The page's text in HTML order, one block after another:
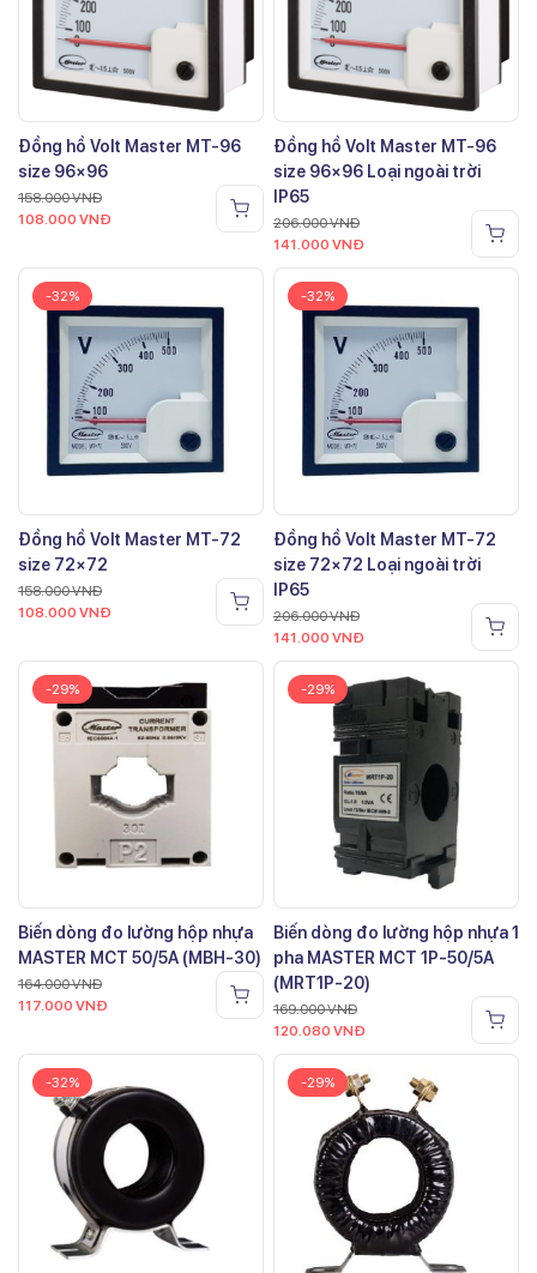
Đồng hồ Volt Master MT-96
size 96×96
158.000VNĐ
108.000 VNĐ
Đồng hồ Volt Master MT-96
size 96×96 Loại ngoài trời
IP65
206.000VNĐ
141.000 VNĐ
-32%
Đồng hồ Volt Master MT-72
size 72×72
158.000VNĐ
108.000 VNĐ
-32%
Đồng hồ Volt Master MT-72
size 72×72 Loại ngoài trời
IP65
206.000VNĐ
141.000 VNĐ
-29%
Biến dòng đo lường hộp nhựa
MASTER MCT 50/5A (MBH-30)
164.000VNĐ
117.000 VNĐ
-29%
Biến dòng đo lường hộp nhựa 1
pha MASTER MCT 1P-50/5A
(MRT1P-20)
169.000VNĐ
120.080 VNĐ
-32% -29%